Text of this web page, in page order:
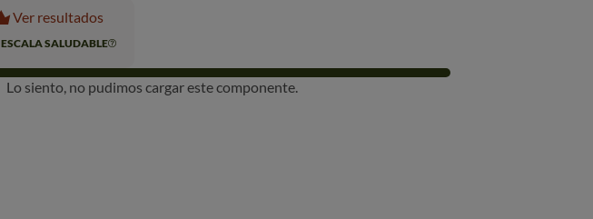
Ver resultados
ESCALA SALUDABLE
Lo siento, no pudimos cargar este componente.